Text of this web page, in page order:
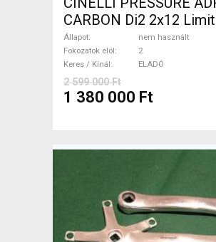
CARBON Di2 2x12
1of50 0km ÚJ! Országúti
tárcsafék nem használt
ELADÓ
Állapot
nem használt
Fokozatok elöl
2
Keres / Kínál
ELADÓ
2 599 000 Ft
1 380 000 Ft